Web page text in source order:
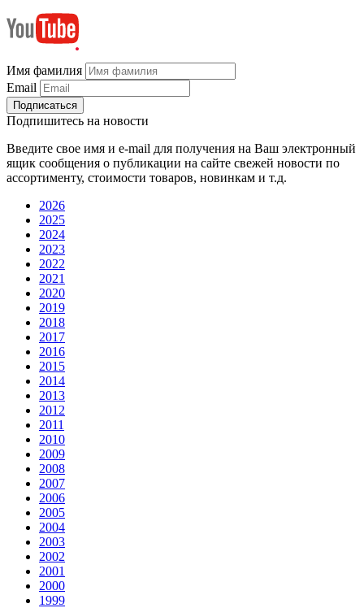
Имя фамилия
Email
Подписаться
Подпишитесь на новости
Введите свое имя и e-mail для получения на Ваш электронный
ящик сообщения о публикации на сайте свежей новости по
ассортименту, стоимости товаров, новинкам и т.д.
2026
2025
2024
2023
2022
2021
2020
2019
2018
2017
2016
2015
2014
2013
2012
2011
2010
2009
2008
2007
2006
2005
2004
2003
2002
2001
2000
1999